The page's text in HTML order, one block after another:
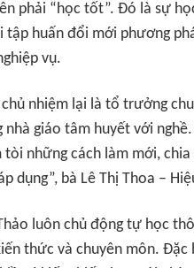
phải “học tốt”. Đó là sự
tập huấn đổi mới phương
vụ.
nhiệm lại là tổ trưởng
giáo tâm huyết với
những cách làm mới,
dụng”, bà Lê Thị Thoa –
luôn chủ động tự học
thức và chuyên môn. Đặc